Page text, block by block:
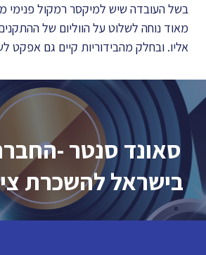
בשל העובדה שיש למיקסר רמקול פנימי
מאוד נוחה לשלוט על הווליום של
אליו. ובחלק מהבידוריות קיים גם אפקט
סאונד סנטר -
בישראל להשכרת